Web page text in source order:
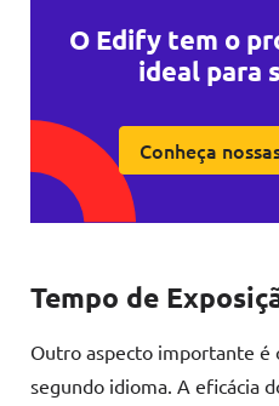
O Edify tem o
ideal para
Conheça
Tempo de
Outro aspecto importante é
segundo idioma. A eficácia